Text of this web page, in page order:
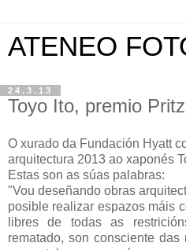
ATENEO
24.3.13
Toyo Ito, premio
O xurado da Fundación Hyatt
arquitectura 2013 ao xaponés
Estas son as súas palabras:
"Vou deseñando obras
posible realizar espazos máis
libres de todas as
rematado, son consciente